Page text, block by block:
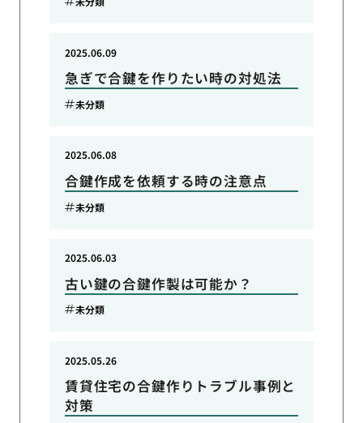
急ぎで合鍵を作りたい時の対処法
2025.06.09
未分類
合鍵作成を依頼する時の注意点
2025.06.08
未分類
古い鍵の合鍵作製は可能か？
2025.06.03
未分類
賃貸住宅の合鍵作りトラブル事例と
対策
2025.05.26